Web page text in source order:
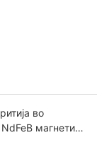
во
магнети
на